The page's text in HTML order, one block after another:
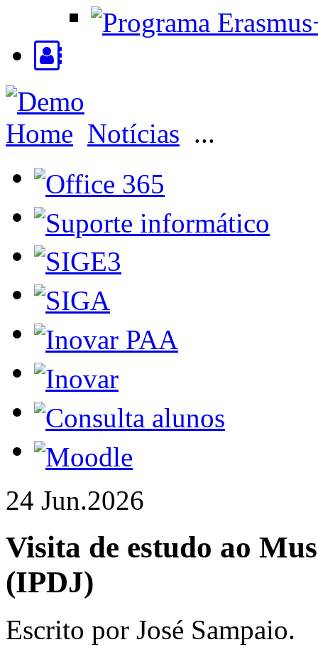
Home Notícias ...
24 Jun.2026
Visita de estudo ao
(IPDJ)
Escrito por José Sampaio.